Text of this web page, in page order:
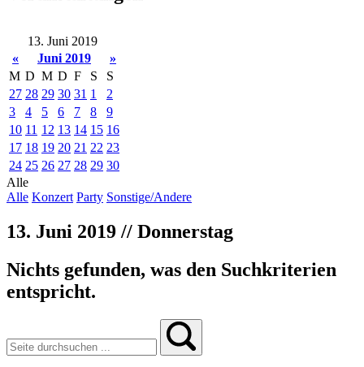
13. Juni 2019
«
Juni 2019
»
M D M D F S
S
27 28 29 30 31 1
2
3
4 5 6 7 8
9
10 11 12 13 14 15 16
17 18 19 20 21 22 23
24 25 26 27 28 29 30
Alle
Alle Konzert Party Sonstige/Andere
13. Juni 2019 // Donnerstag
Nichts gefunden, was den Suchkriterien
entspricht.